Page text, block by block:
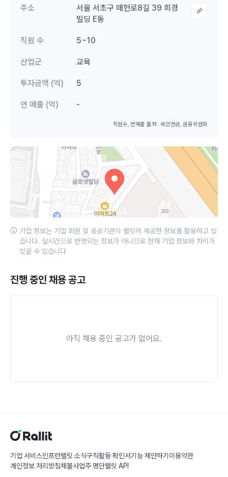
주소
서울 서초구 매헌로8길 39 희경
빌딩 E동
직원 수 5~10
산업군 교육
투자금액 (억) 5
연 매출 (억) -
직원수, 연매출 출처 : 국민연금, 금융위원회
기업 정보는 기업 회원 및 공공기관이 랠릿에 제공한 정보를 활용하고 있
습니다. 실시간으로 반영되는 정보가 아니므로 현재 기업 정보와 차이가
있을 수 있습니다
진행 중인 채용 공고
아직 채용 중인 공고가 없어요.
기업 서비스인프런랠릿 소식구직활동 확인서기능 제안하기 이용약관
개인정보 처리방침체불사업주 명단랠릿 API